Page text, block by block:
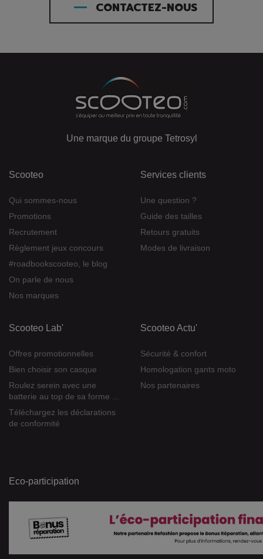
CONTACTEZ-NOUS
Une marque du groupe Tetrosyl
Scooteo
Qui sommes-nous
Promotions
Recrutement
Règlement jeux concours
#roadbookscooteo, le blog
On parle de nous
Nos marques
Services clients
Une question ?
Guide des tailles
Retours gratuits
Modes de livraison
Scooteo Lab'
Offres promotionnelles
Bien choisir son casque
Roulez serein avec une
batterie au top de sa forme ...
Téléchargez les déclarations
de conformité
Scooteo Actu'
Sécurité & confort
Homologation gants moto
Nos partenaires
Eco-participation